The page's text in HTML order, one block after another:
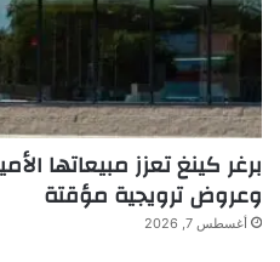
برغر كينغ تعزز مبيعاتها
وعروض ترويجية مؤقتة
أغسطس 7, 2026